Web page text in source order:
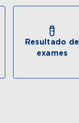
Resultado de
exames